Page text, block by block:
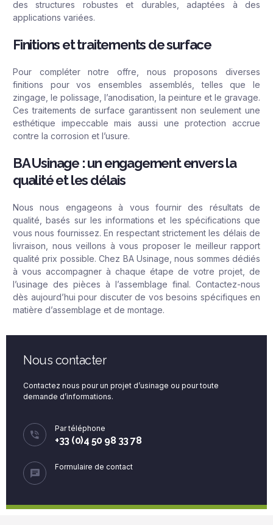
des structures robustes et durables, adaptées à des
applications variées.
Finitions et traitements de surface
Pour compléter notre offre, nous proposons diverses
finitions pour vos ensembles assemblés, telles que le
zingage, le polissage, l’anodisation, la peinture et le gravage.
Ces traitements de surface garantissent non seulement une
esthétique impeccable mais aussi une protection accrue
contre la corrosion et l’usure.
BA Usinage : un engagement envers la
qualité et les délais
Nous nous engageons à vous fournir des résultats de
qualité, basés sur les informations et les spécifications que
vous nous fournissez. En respectant strictement les délais de
livraison, nous veillons à vous proposer le meilleur rapport
qualité prix possible. Chez BA Usinage, nous sommes dédiés
à vous accompagner à chaque étape de votre projet, de
l’usinage des pièces à l’assemblage final. Contactez-nous
dès aujourd’hui pour discuter de vos besoins spécifiques en
matière d’assemblage et de montage.
Nous contacter
Contactez nous pour un projet d’usinage ou pour toute
demande d’informations.
Par téléphone
+33 (0)4 50 98 33 78
Formulaire de contact